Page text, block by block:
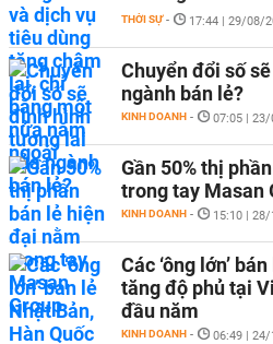
THỜI SỰ - 17:44 | 29/08/
Chuyển đổi số
ngành bán lẻ?
KINH DOANH - 07:05 |
Gần 50% thị
trong tay Masan
KINH DOANH - 15:10 |
Các ‘ông lớn’
tăng độ phủ tại
đầu năm
KINH DOANH - 06:49 |